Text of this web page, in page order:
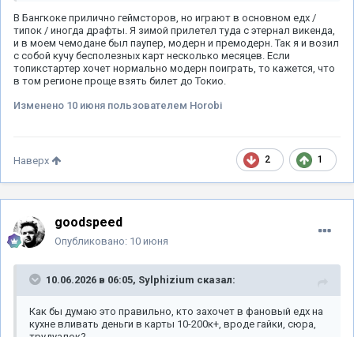
В Бангкоке прилично геймсторов, но играют в основном едх /
типок / иногда драфты. Я зимой прилетел туда с этернал викенда,
и в моем чемодане был паупер, модерн и премодерн. Так я и возил
с собой кучу бесполезных карт несколько месяцев. Если
топикстартер хочет нормально модерн поиграть, то кажется, что
в том регионе проще взять билет до Токио.
Изменено 10 июня пользователем Horobi
2 1
Наверх
goodspeed
Опубликовано: 10 июня
10.06.2026 в 06:05, Sylphizium сказал:
Как бы думаю это правильно, кто захочет в фановый едх на
кухне вливать деньги в карты 10-200к+, вроде гайки, сюра,